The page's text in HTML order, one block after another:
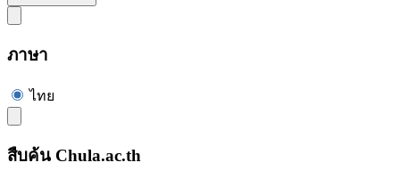
ภาษา
ไทย
สืบค้น Chula.ac.th